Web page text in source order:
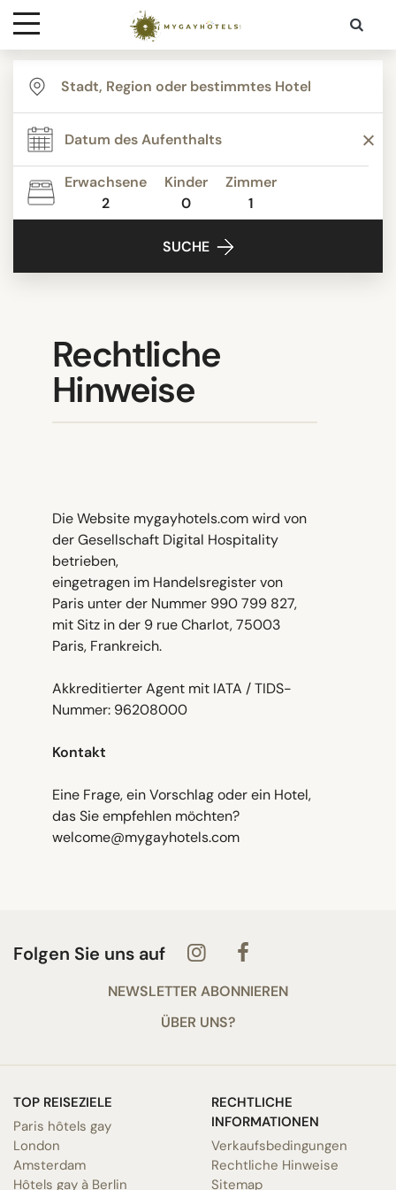
Ziele
Kontakt
MediaErwachsene
2
Kinder
0
Zimmer
1
SUCHE
Rechtliche
Hinweise
Die Website mygayhotels.com wird von
der Gesellschaft Digital Hospitality
betrieben,
eingetragen im Handelsregister von
Paris unter der Nummer 990 799 827,
mit Sitz in der 9 rue Charlot, 75003
Paris, Frankreich.
Akkreditierter Agent mit IATA / TIDS-
Nummer: 96208000
Kontakt
Eine Frage, ein Vorschlag oder ein Hotel,
das Sie empfehlen möchten?
welcome@mygayhotels.com
Folgen Sie uns auf
NEWSLETTER ABONNIEREN
ÜBER UNS?
TOP REISEZIELE
Paris hôtels gay
London
Amsterdam
Hôtels gay à Berlin
RECHTLICHE
INFORMATIONEN
Verkaufsbedingungen
Rechtliche Hinweise
Sitemap